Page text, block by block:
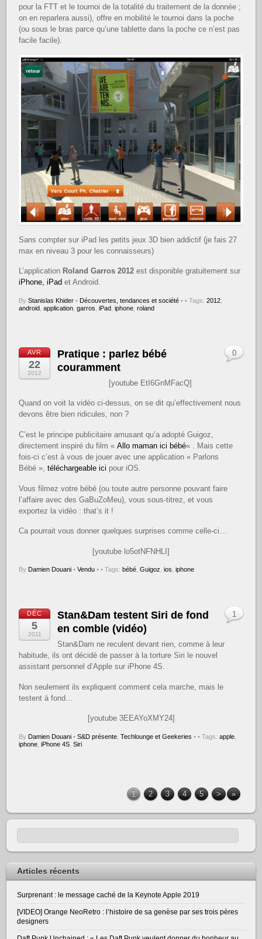
pour la FTT et le tournoi de la totalité du traitement de la donnée ;
on en reparlera aussi), offre en mobilité le tournoi dans la poche
(ou sous le bras parce qu’une tablette dans la poche ce n’est pas
facile facile).
Sans compter sur iPad les petits jeux 3D bien addictif (je fais 27
max en niveau 3 pour les connaisseurs)
L’application Roland Garros 2012 est disponible gratuitement sur
iPhone, iPad et Android.
ByStanislas Khider • Découvertes, tendances et société • • Tags:2012
android ,application ,garros ,iPad ,iphone ,roland
AVR
22
2012
Pratique : parlez bébé
couramment
[youtube EtI6GnMFacQ]
Quand on voit la vidéo ci-dessus, on se dit qu’effectivement nous
devons être bien ridicules, non ?
C’est le principe publicitaire amusant qu’a adopté Guigoz,
directement inspiré du film «Allo maman ici bébé« . Mais cette
fois-ci c’est à vous de jouer avec une application « Parlons
Bébé »,téléchargeable ici pour iOS.
Vous filmez votre bébé (ou toute autre personne pouvant faire
l’affaire avec des GaBuZoMeu), vous sous-titrez, et vous
exportez la vidéo : that’s it !
Ca pourrait vous donner quelques surprises comme celle-ci…
[youtube lo5otNFNHLI]
By Damien Douani • Vendu •
0
• Tags: bébé ,Guigoz ,ios ,iphone
DÉC
5
2011
Stan&Dam testent Siri de fond
en comble (vidéo)
Stan&Dam ne reculent devant rien, comme à leur
habitude, ils ont décidé de passer à la torture Siri le nouvel
assistant personnel d’Apple sur iPhone 4S.
Non seulement ils expliquent comment cela marche, mais le
testent à fond…
[youtube 3EEAYoXMY24]
By Damien Douani • S&D présente ,Techlounge et Geekeries •
1
• Tags:apple
iphone ,iPhone 4S ,Siri
1 2 3 4 5 > »
Articles récents
Surprenant : le message caché de la Keynote Apple 2019
[VIDEO] Orange NeoRetro : l’histoire de sa genèse par ses trois pères
designers